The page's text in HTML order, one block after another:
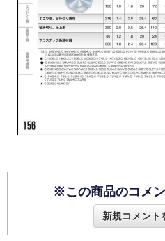
※この商品のコメ
新規コメント